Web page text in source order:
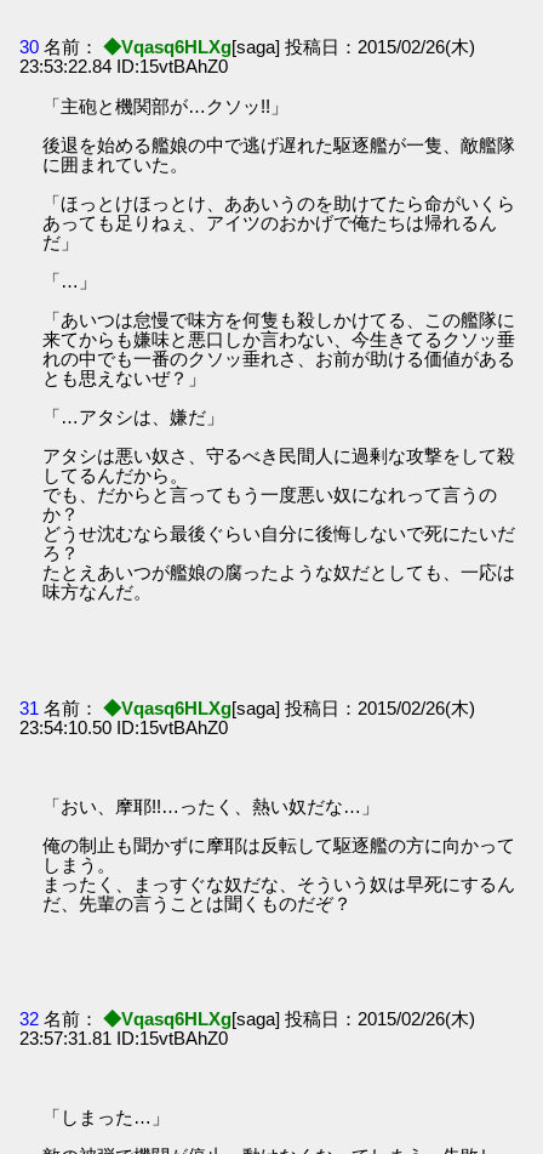
30 名前： ◆Vqasq6HLXg[saga] 投稿日：2015/02/26(木)
23:53:22.84 ID:15vtBAhZ0
「主砲と機関部が…クソッ!!」
後退を始める艦娘の中で逃げ遅れた駆逐艦が一隻、敵艦隊
に囲まれていた。
「ほっとけほっとけ、ああいうのを助けてたら命がいくら
あっても足りねぇ、アイツのおかげで俺たちは帰れるん
だ」
「…」
「あいつは怠慢で味方を何隻も殺しかけてる、この艦隊に
来てからも嫌味と悪口しか言わない、今生きてるクソッ垂
れの中でも一番のクソッ垂れさ、お前が助ける価値がある
とも思えないぜ？」
「…アタシは、嫌だ」
アタシは悪い奴さ、守るべき民間人に過剰な攻撃をして殺
してるんだから。
でも、だからと言ってもう一度悪い奴になれって言うの
か？
どうせ沈むなら最後ぐらい自分に後悔しないで死にたいだ
ろ？
たとえあいつが艦娘の腐ったような奴だとしても、一応は
味方なんだ。
31 名前： ◆Vqasq6HLXg[saga] 投稿日：2015/02/26(木)
23:54:10.50 ID:15vtBAhZ0
「おい、摩耶!!…ったく、熱い奴だな…」
俺の制止も聞かずに摩耶は反転して駆逐艦の方に向かって
しまう。
まったく、まっすぐな奴だな、そういう奴は早死にするん
だ、先輩の言うことは聞くものだぞ？
32 名前： ◆Vqasq6HLXg[saga] 投稿日：2015/02/26(木)
23:57:31.81 ID:15vtBAhZ0
「しまった…」